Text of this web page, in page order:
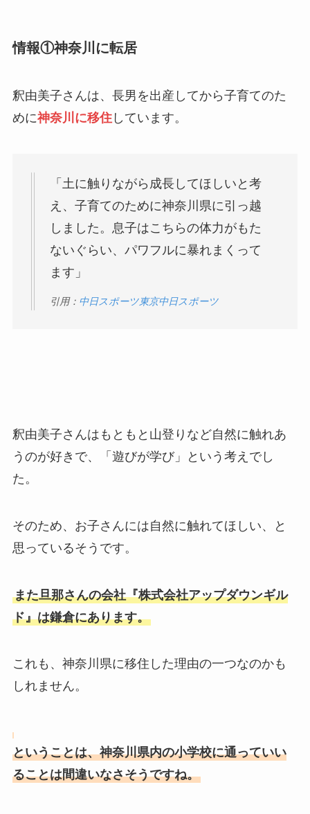
情報①神奈川に転居
釈由美子さんは、長男を出産してから子育てのた
めに神奈川に移住しています。
「土に触りながら成長してほしいと考
え、子育てのために神奈川県に引っ越
しました。息子はこちらの体力がもた
ないぐらい、パワフルに暴れまくって
ます」
引用： 中日スポーツ東京中日スポーツ
釈由美子さんはもともと山登りなど自然に触れあ
うのが好きで、「遊びが学び」という考えでし
た。
そのため、お子さんには自然に触れてほしい、と
思っているそうです。
また旦那さんの会社『株式会社アップダウンギル
ド』は鎌倉にあります。
これも、神奈川県に移住した理由の一つなのかも
しれません。
ということは、神奈川県内の小学校に通っていい
ることは間違いなさそうですね。